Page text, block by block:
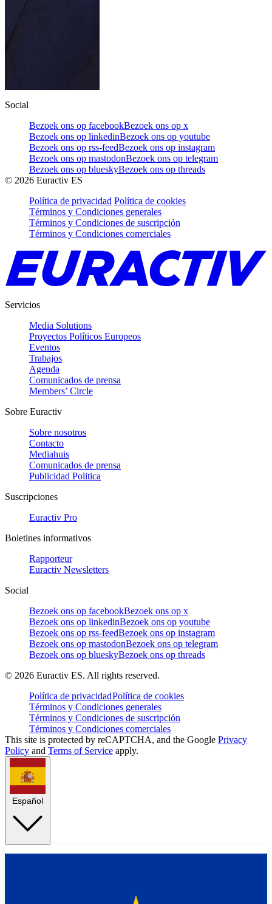
Social
Bezoek ons op facebookBezoek ons op x
Bezoek ons op linkedinBezoek ons op youtube
Bezoek ons op rss-feedBezoek ons op instagram
Bezoek ons op mastodonBezoek ons op telegram
Bezoek ons op blueskyBezoek ons op threads
© 2026 Euractiv ES
Política de privacidad Política de cookies
Términos y Condiciones generales
Términos y Condiciones de suscripción
Términos y Condiciones comerciales
Servicios
Media Solutions
Proyectos Políticos Europeos
Eventos
Trabajos
Agenda
Comunicados de prensa
Members’ Circle
Sobre Euractiv
Sobre nosotros
Contacto
Mediahuis
Comunicados de prensa
Publicidad Politica
Suscripciones
Euractiv Pro
Boletines informativos
Rapporteur
Euractiv Newsletters
Social
Bezoek ons op facebookBezoek ons op x
Bezoek ons op linkedinBezoek ons op youtube
Bezoek ons op rss-feedBezoek ons op instagram
Bezoek ons op mastodonBezoek ons op telegram
Bezoek ons op blueskyBezoek ons op threads
© 2026 Euractiv ES. All rights reserved.
Política de privacidadPolítica de cookies
Términos y Condiciones generales
Términos y Condiciones de suscripción
Términos y Condiciones comerciales
This site is protected by reCAPTCHA, and the Google Privacy
Policy and Terms of Service apply.
Español